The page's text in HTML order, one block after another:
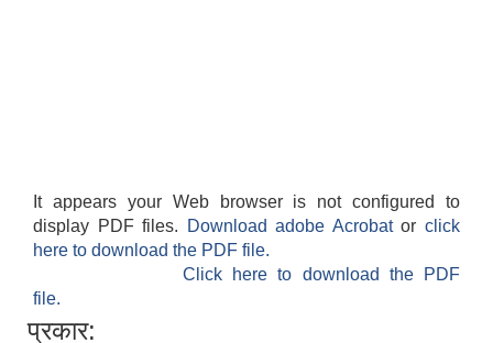
It appears your Web browser is not configured to
display PDF files.
Download adobe Acrobatorclick
here to download the PDF file.
Click here to download the PDF
file.
प्रकार: